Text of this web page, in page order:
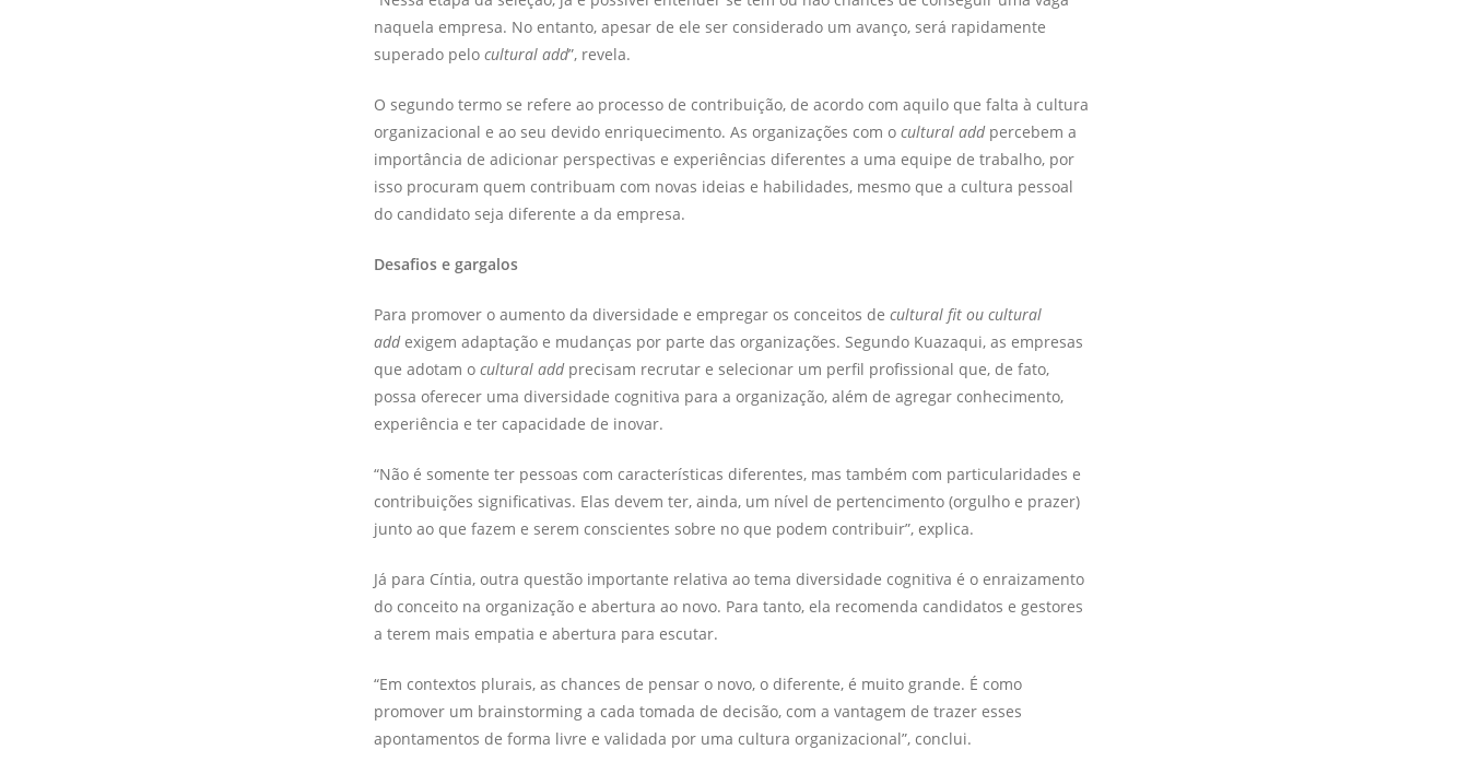
naquela empresa. No entanto, apesar de ele ser considerado um avanço, será rapidamente
superado pelo cultural add”, revela.
O segundo termo se refere ao processo de contribuição, de acordo com aquilo que falta à cultura
organizacional e ao seu devido enriquecimento. As organizações com o cultural addpercebem a
importância de adicionar perspectivas e experiências diferentes a uma equipe de trabalho, por
isso procuram quem contribuam com novas ideias e habilidades, mesmo que a cultura pessoal
do candidato seja diferente a da empresa.
Desafios e gargalos
Para promover o aumento da diversidade e empregar os conceitos de cultural fit ou cultural
addexigem adaptação e mudanças por parte das organizações. Segundo Kuazaqui, as empresas
que adotam o cultural addprecisam recrutar e selecionar um perfil profissional que, de fato,
possa oferecer uma diversidade cognitiva para a organização, além de agregar conhecimento,
experiência e ter capacidade de inovar.
“Não é somente ter pessoas com características diferentes, mas também com particularidades e
contribuições significativas. Elas devem ter, ainda, um nível de pertencimento (orgulho e prazer)
junto ao que fazem e serem conscientes sobre no que podem contribuir”, explica.
Já para Cíntia, outra questão importante relativa ao tema diversidade cognitiva é o enraizamento
do conceito na organização e abertura ao novo. Para tanto, ela recomenda candidatos e gestores
a terem mais empatia e abertura para escutar.
“Em contextos plurais, as chances de pensar o novo, o diferente, é muito grande. É como
promover um brainstorming a cada tomada de decisão, com a vantagem de trazer esses
apontamentos de forma livre e validada por uma cultura organizacional”, conclui.